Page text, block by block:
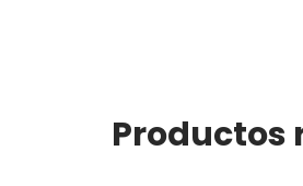
Productos